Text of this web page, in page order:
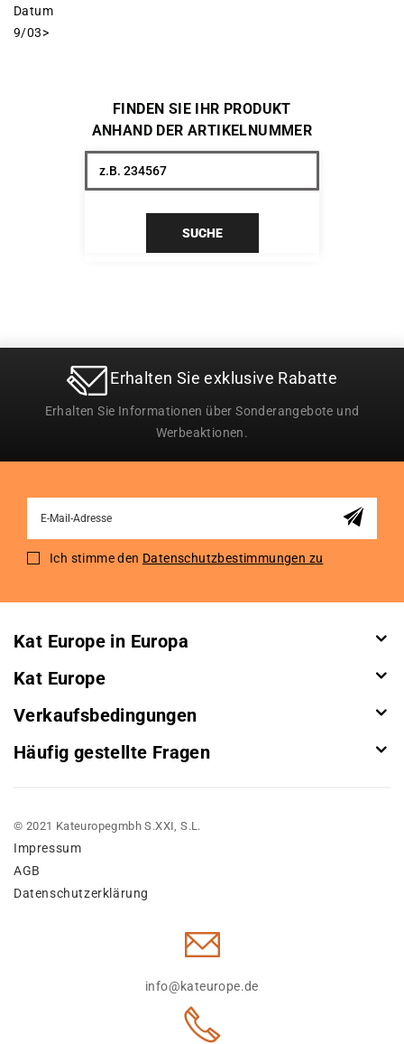
Datum
9/03>
FINDEN SIE IHR PRODUKT
ANHAND DER ARTIKELNUMMER
SUCHE
Erhalten Sie exklusive Rabatte
Erhalten Sie Informationen über Sonderangebote und
Werbeaktionen.
for
Ich stimme den Datenschutzbestimmungen zu
Kat Europe in Europa
Kat Europe
Verkaufsbedingungen
Häufig gestellte Fragen
© 2021 Kateuropegmbh S.XXI, S.L.
Impressum
AGB
Datenschutzerklärung
info@kateurope.de